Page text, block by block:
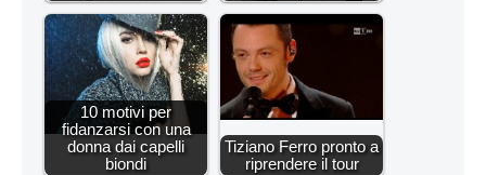
10 motivi per
fidanzarsi con una
donna dai capelli
biondi
Tiziano Ferro pronto a
riprendere il tour